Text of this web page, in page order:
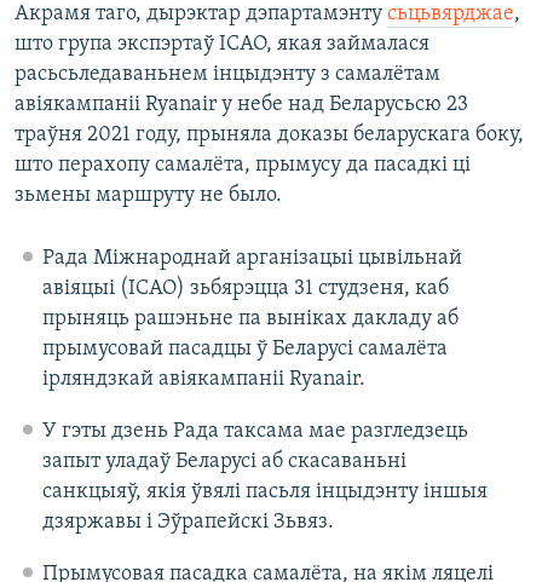
Акрамя таго, дырэктар дэпартамэнту сьцьвярджае,
што група экспэртаў ICAO, якая займалася
расьсьледаваньнем інцыдэнту з самалётам
авіякампаніі Ryanair у небе над Беларусьсю 23
траўня 2021 году, прыняла доказы беларускага боку,
што перахопу самалёта, прымусу да пасадкі ці
зьмены маршруту не было.
Рада Міжнароднай арганізацыі цывільнай
авіяцыі (ICAO) зьбярэцца 31 студзеня, каб
прыняць рашэньне па выніках дакладу аб
прымусовай пасадцы ў Беларусі самалёта
ірляндзкай авіякампаніі Ryanair.
У гэты дзень Рада таксама мае разгледзець
запыт уладаў Беларусі аб скасаваньні
санкцыяў, якія ўвялі пасьля інцыдэнту іншыя
дзяржавы і Эўрапейскі Зьвяз.
Прымусовая пасадка самалёта, на якім ляцелі